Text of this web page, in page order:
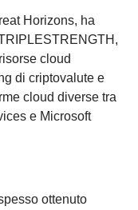
Horizons, ha
cloud
di criptovalute e
cloud diverse tra
e Microsoft
ottenuto